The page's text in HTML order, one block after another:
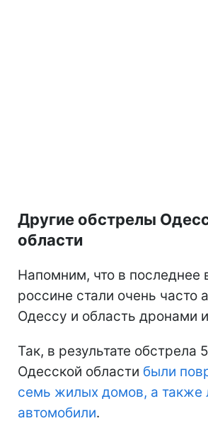
Другие обстрелы
области
Напомним, что в последнее
россине стали очень часто
Одессу и область дронами
Так, в результате обстрела
Одесской области были
семь жилых домов, а также
автомобили.